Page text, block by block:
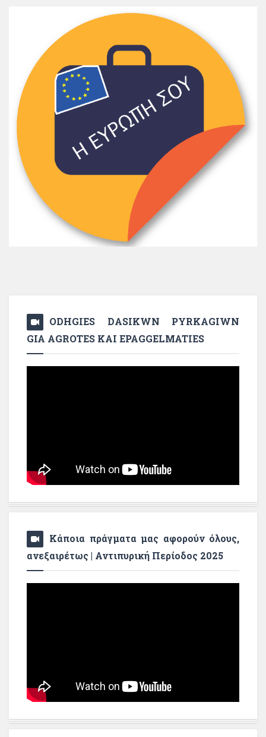
ODHGIES DASIKWN PYRKAGIWN
GIA AGROTES KAI EPAGGELMATIES
Κάποια πράγματα μας αφορούν όλους,
ανεξαιρέτως | Αντιπυρική Περίοδος 2025